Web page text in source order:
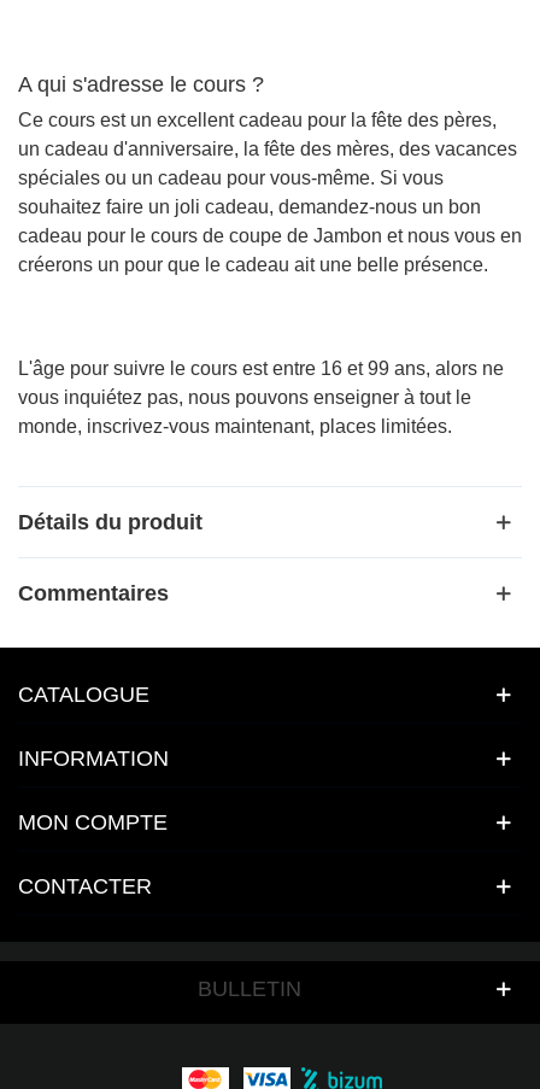
A qui s'adresse le cours ?
Ce cours est un excellent cadeau pour la fête des pères,
un cadeau d'anniversaire, la fête des mères, des vacances
spéciales ou un cadeau pour vous-même. Si vous
souhaitez faire un joli cadeau, demandez-nous un bon
cadeau pour le cours de coupe de Jambon et nous vous en
créerons un pour que le cadeau ait une belle présence.
L'âge pour suivre le cours est entre 16 et 99 ans, alors ne
vous inquiétez pas, nous pouvons enseigner à tout le
monde, inscrivez-vous maintenant, places limitées.
Détails du produit
Commentaires
CATALOGUE
INFORMATION
MON COMPTE
CONTACTER
BULLETIN